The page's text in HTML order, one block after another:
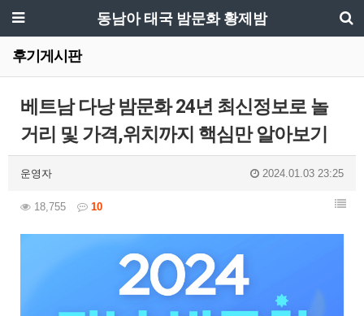
동남아 태국 밤문화 황제밤
후기게시판
베트남 다낭 밤문화 24년 최신정보로 놀
거리 및 가격,위치까지 핵심만 알아보기
운영자 2024.01.03 23:25
18,755 10